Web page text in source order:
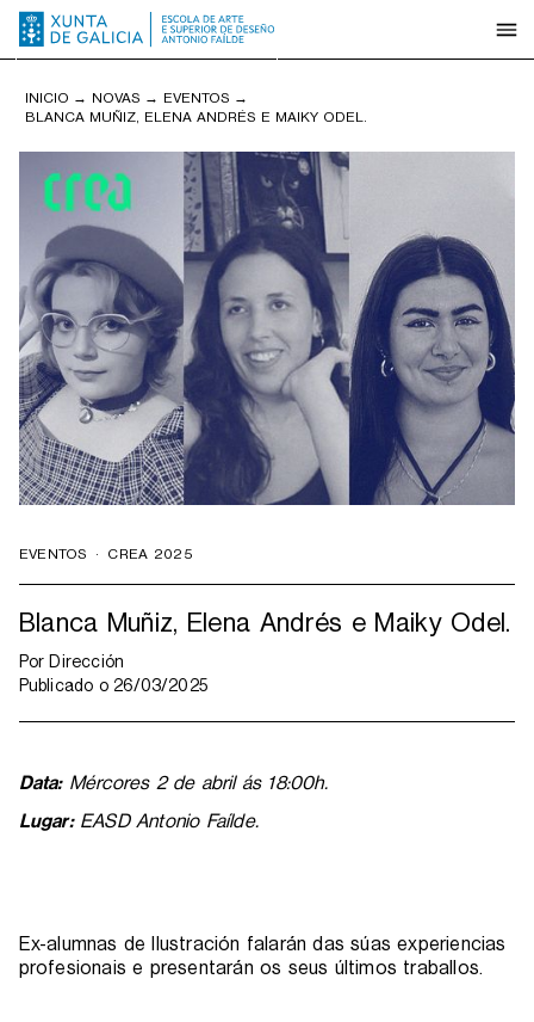
INICIO → NOVAS → EVENTOS →
BLANCA MUÑIZ, ELENA ANDRÉS E MAIKY ODEL.
EVENTOS · CREA 2025
Blanca Muñiz, Elena Andrés e Maiky Odel.
Por Dirección
Publicado o 26/03/2025
Data:Mércores 2 de abril ás 18:00h.
Lugar:EASD Antonio Faílde.
Ex-alumnas de Ilustración falarán das súas experiencias
profesionais e presentarán os seus últimos traballos.